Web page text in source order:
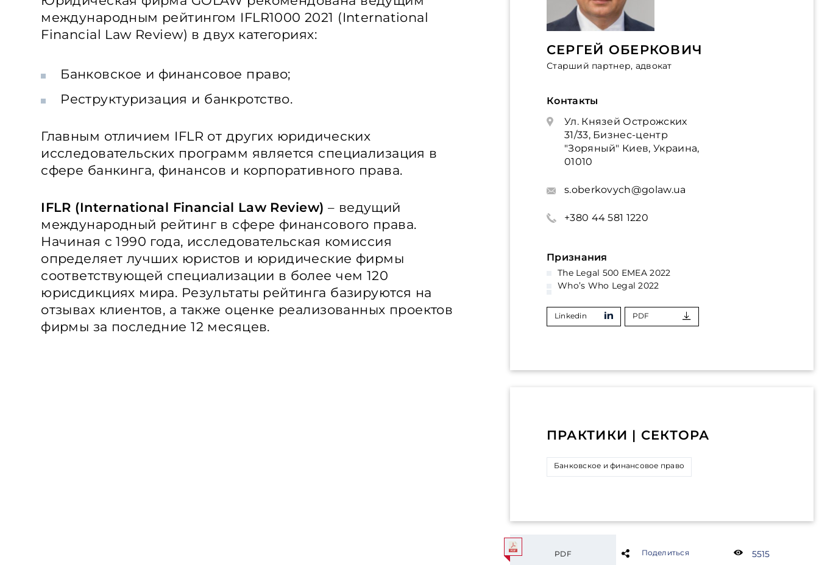
международным рейтингом IFLR1000 2021 (International
Financial Law Review) в двух категориях:
Банковское и финансовое право;
Реструктуризация и банкротство.
Главным отличием IFLR от других юридических
исследовательских программ является специализация в
сфере банкинга, финансов и корпоративного права.
IFLR (International Financial Law Review) – ведущий
международный рейтинг в сфере финансового права.
Начиная с 1990 года, исследовательская комиссия
определяет лучших юристов и юридические фирмы
соответствующей специализации в более чем 120
юрисдикциях мира. Результаты рейтинга базируются на
отзывах клиентов, а также оценке реализованных проектов
фирмы за последние 12 месяцев.
СЕРГЕЙ ОБЕРКОВИЧ
Старший партнер, адвокат
Контакты
Ул. Князей Острожских
31/33, Бизнес-центр
"Зоряный" Киев, Украина,
01010
s.oberkovych@golaw.ua
+380 44 581 1220
Признания
The Legal 500 EMEA 2022
Who’s Who Legal 2022
Linkedin PDF
ПРАКТИКИ | СЕКТОРА
Банковское и финансовое право
PDF Поделиться 5515